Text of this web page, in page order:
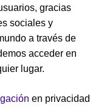
gracias
sociales y
a través de
acceder en
lugar.
en privacidad